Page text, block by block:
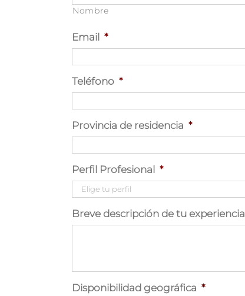
Nombre
Email *
Teléfono *
Provincia de residencia *
Perfil Profesional *
Breve descripción de tu experiencia
Disponibilidad geográfica *